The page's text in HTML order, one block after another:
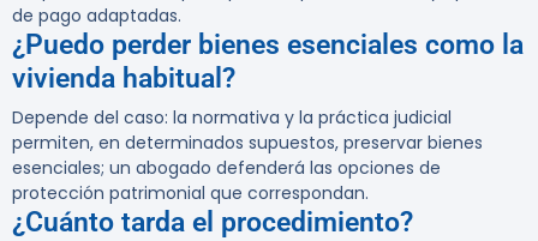
de pago adaptadas.
¿Puedo perder bienes esenciales como la
vivienda habitual?
Depende del caso: la normativa y la práctica judicial
permiten, en determinados supuestos, preservar bienes
esenciales; un abogado defenderá las opciones de
protección patrimonial que correspondan.
¿Cuánto tarda el procedimiento?